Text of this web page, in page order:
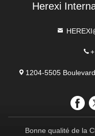
Herexi
1204-5505
Bonne qualité de la